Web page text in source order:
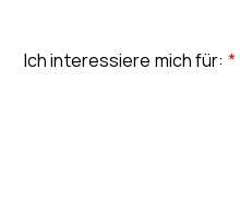
Ich interessiere mich für: *